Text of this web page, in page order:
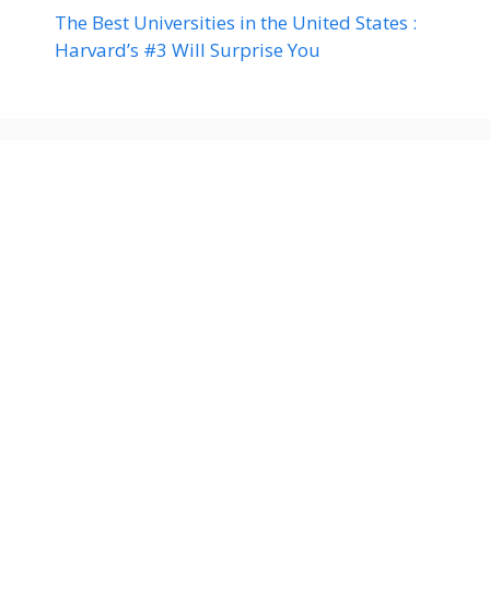
The Best Universities in the United States :
Harvard’s #3 Will Surprise You